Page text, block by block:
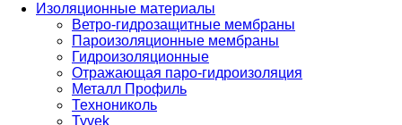
Изоляционные материалы
Ветро-гидрозащитные мембраны
Пароизоляционные мембраны
Гидроизоляционные
Отражающая паро-гидроизоляция
Металл Профиль
Технониколь
Tyvek